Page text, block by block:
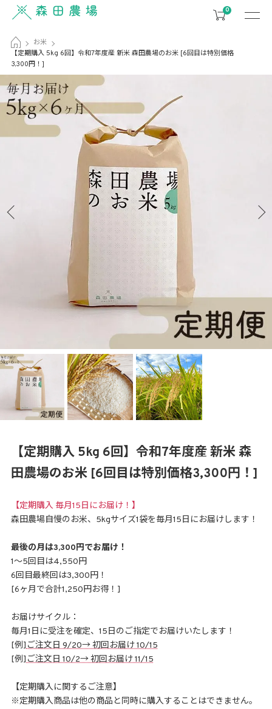
0
お米
【定期購入 5kg 6回】令和7年度産 新米 森田農場のお米 [6回目は特別価格
3,300円！]
【定期購入 5kg 6回】令和7年度産 新米 森
田農場のお米 [6回目は特別価格3,300円！]
【定期購入 毎月15日にお届け！】
森田農場自慢のお米、5kgサイズ1袋を毎月15日にお届けします！
最後の月は3,300円でお届け！
1〜5回目は4,550円
6回目最終回は3,300円！
[6ヶ月で合計1,250円お得！]
お届けサイクル：
毎月1日に受注を確定、15日のご指定でお届けいたします！
[例] ご注文日 9/20→ 初回お届け 10/15
[例]ご注文日 10/2→ 初回お届け 11/15
【定期購入に関するご注意】
※定期購入商品は他の商品と同時に購入することはできません。